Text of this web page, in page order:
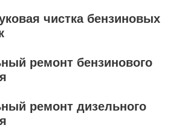
чистка бензиновых
ремонт бензинового
ремонт дизельного